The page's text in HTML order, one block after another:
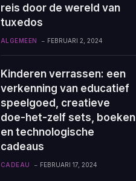
reis door de wereld van
tuxedos
ALGEMEEN FEBRUARI 2, 2024
Kinderen verrassen: een
verkenning van educatief
speelgoed, creatieve
doe-het-zelf sets, boeken
en technologische
cadeaus
CADEAU FEBRUARI 17, 2024